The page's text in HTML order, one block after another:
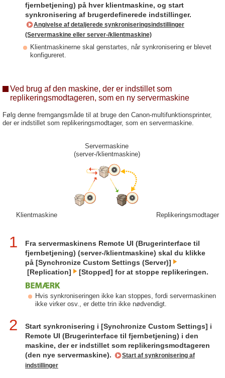
fjernbetjening) på hver klientmaskine, og start
synkronisering af brugerdefinerede indstillinger.
Angivelse af detaljerede synkroniseringsindstillinger
(Servermaskine eller server-/klientmaskine)
Klientmaskinerne skal genstartes, når synkronisering er blevet
konfigureret.
Ved brug af den maskine, der er indstillet som
replikeringsmodtageren, som en ny servermaskine
Følg denne fremgangsmåde til at bruge den Canon-multifunktionsprinter,
der er indstillet som replikeringsmodtager, som en servermaskine.
Servermaskine
(server-/klientmaskine)
Klientmaskine Replikeringsmodtager
1
Fra servermaskinens Remote UI (Brugerinterface til
fjernbetjening) (server-/klientmaskine) skal du klikke
på [Synchronize Custom Settings (Server)]
[Replication]
[Stopped] for at stoppe replikeringen.
Hvis synkroniseringen ikke kan stoppes, fordi servermaskinen
ikke virker osv., er dette trin ikke nødvendigt.
2
Start synkronisering i [Synchronize Custom Settings] i
Remote UI (Brugerinterface til fjernbetjening) i den
maskine, der er indstillet som replikeringsmodtageren
(den nye servermaskine).
Start af synkronisering af
indstillinger